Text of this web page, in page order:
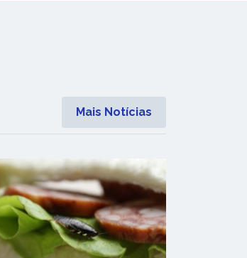
Mais Notícias